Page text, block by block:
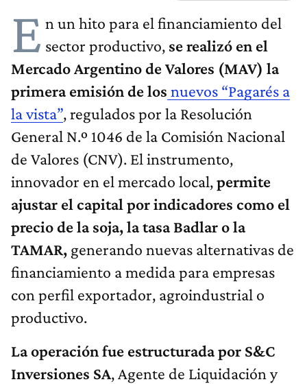
E n un hito para el financiamiento del
sector productivo, se realizó en el
Mercado Argentino de Valores (MAV) la
primera emisión de los nuevos “Pagarés a
la vista”, regulados por la Resolución
General N.º 1046 de la Comisión Nacional
de Valores (CNV). El instrumento,
innovador en el mercado local,permite
ajustar el capital por indicadores como el
precio de la soja, la tasa Badlar o la
TAMAR, generando nuevas alternativas de
financiamiento a medida para empresas
con perfil exportador, agroindustrial o
productivo.
La operación fue estructurada por S&C
Inversiones SA, Agente de Liquidación y